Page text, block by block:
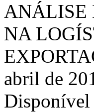
ANÁLISE
NA
abril de
Disponível